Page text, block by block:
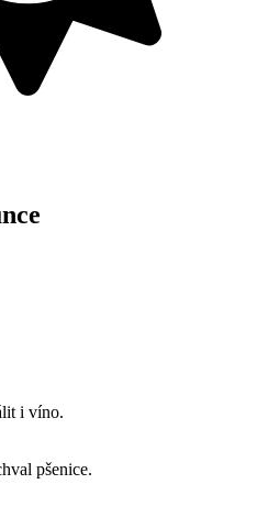
i víno.
pšenice.